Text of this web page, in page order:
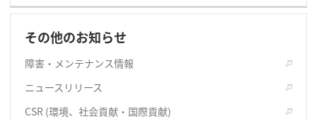
その他のお知らせ
障害・メンテナンス情報
ニュースリリース
CSR (環境、社会貢献・国際貢献)